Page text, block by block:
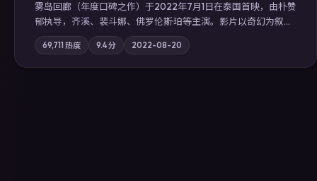
雾岛回廊（年度口碑之作）于2022年7月1日在泰国首映，由朴赞
郁执导，齐溪、裴斗娜、佛罗伦斯·珀等主演。影片以奇幻为叙事
主轴，边境小镇的平静被一封匿名信彻底打破；摄影与配乐强化
地域气质；站内亦可通过「国产免费观看高清电视剧在线看」延
展检索同类型高分佳作，畅享高清在线追剧体验。
69,711 热度 9.4分 2022-08-20